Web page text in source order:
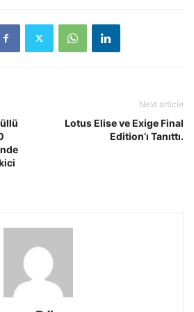
Next article
Lotus Elise ve Exige Final
Edition’ı Tanıttı.